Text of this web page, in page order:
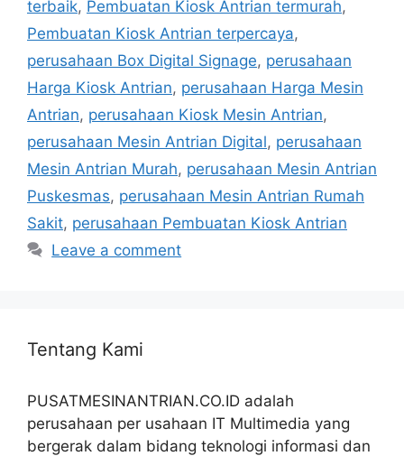
terbaik, Pembuatan Kiosk Antrian termurah,
Pembuatan Kiosk Antrian terpercaya,
perusahaan Box Digital Signage, perusahaan
Harga Kiosk Antrian, perusahaan Harga Mesin
Antrian, perusahaan Kiosk Mesin Antrian,
perusahaan Mesin Antrian Digital, perusahaan
Mesin Antrian Murah, perusahaan Mesin Antrian
Puskesmas, perusahaan Mesin Antrian Rumah
Sakit, perusahaan Pembuatan Kiosk Antrian
Leave a comment
Tentang Kami
PUSATMESINANTRIAN.CO.ID adalah
perusahaan per usahaan IT Multimedia yang
bergerak dalam bidang teknologi informasi dan